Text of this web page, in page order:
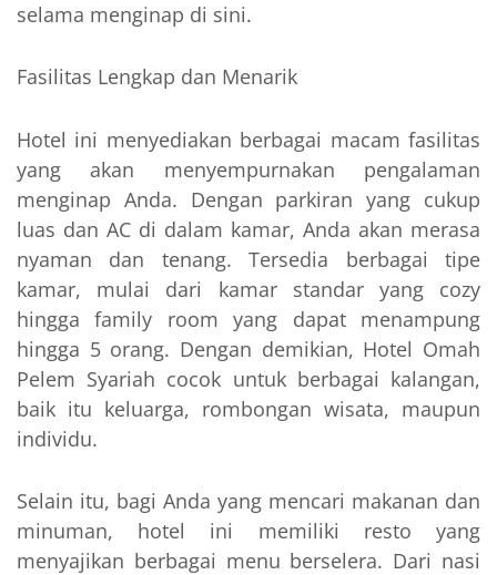
selama menginap di sini.
Fasilitas Lengkap dan Menarik
Hotel ini menyediakan berbagai macam fasilitas
yang akan menyempurnakan pengalaman
menginap Anda. Dengan parkiran yang cukup
luas dan AC di dalam kamar, Anda akan merasa
nyaman dan tenang. Tersedia berbagai tipe
kamar, mulai dari kamar standar yang cozy
hingga family room yang dapat menampung
hingga 5 orang. Dengan demikian, Hotel Omah
Pelem Syariah cocok untuk berbagai kalangan,
baik itu keluarga, rombongan wisata, maupun
individu.
Selain itu, bagi Anda yang mencari makanan dan
minuman, hotel ini memiliki resto yang
menyajikan berbagai menu berselera. Dari nasi